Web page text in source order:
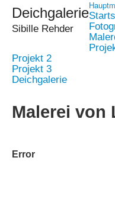
Deichgalerie
Sibille Rehder
Projekt 2
Projekt 3
Deichgalerie
Malerei von
Error